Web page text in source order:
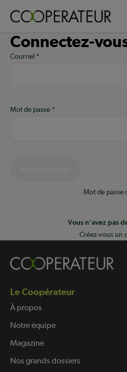
principal
Connectez-
Courriel
Mot de passe
Mot de passe
Vous n’avez pas
Créez-vous un
Le Coopérateur
À propos
Notre équipe
Magazine
Nos grands dossiers